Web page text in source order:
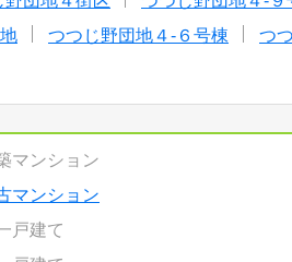
つつじ野団地４-６号棟
つ
マンション
マンション
戸建て